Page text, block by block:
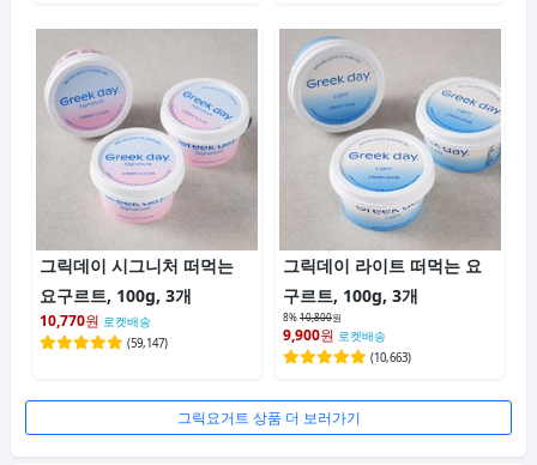
그릭데이 시그니처 떠먹는
요구르트, 100g, 3개
10,770원 로켓배송
(59,147)
그릭데이 라이트 떠먹는 요
구르트, 100g, 3개
8%10,800원
9,900원 로켓배송
(10,663)
그릭요거트 상품 더 보러가기